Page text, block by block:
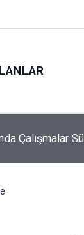
Anlatıldı